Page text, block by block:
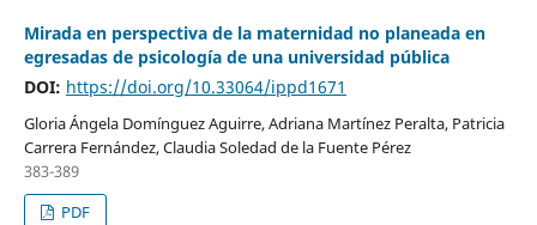
Mirada en perspectiva de la maternidad no planeada en
egresadas de psicología de una universidad pública
DOI: https://doi.org/10.33064/ippd1671
Gloria Ángela Domínguez Aguirre, Adriana Martínez Peralta, Patricia
Carrera Fernández, Claudia Soledad de la Fuente Pérez
383-389
PDF